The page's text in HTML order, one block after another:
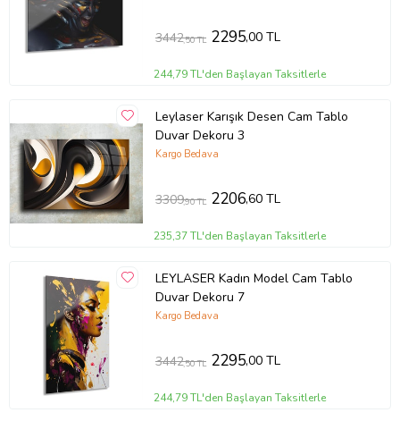
3442,50 TL 2295,00 TL
244,79 TL'den Başlayan Taksitlerle
Leylaser Karışık Desen Cam Tablo
Duvar Dekoru 3
Kargo Bedava
3309,90 TL 2206,60 TL
235,37 TL'den Başlayan Taksitlerle
LEYLASER Kadın Model Cam Tablo
Duvar Dekoru 7
Kargo Bedava
3442,50 TL 2295,00 TL
244,79 TL'den Başlayan Taksitlerle